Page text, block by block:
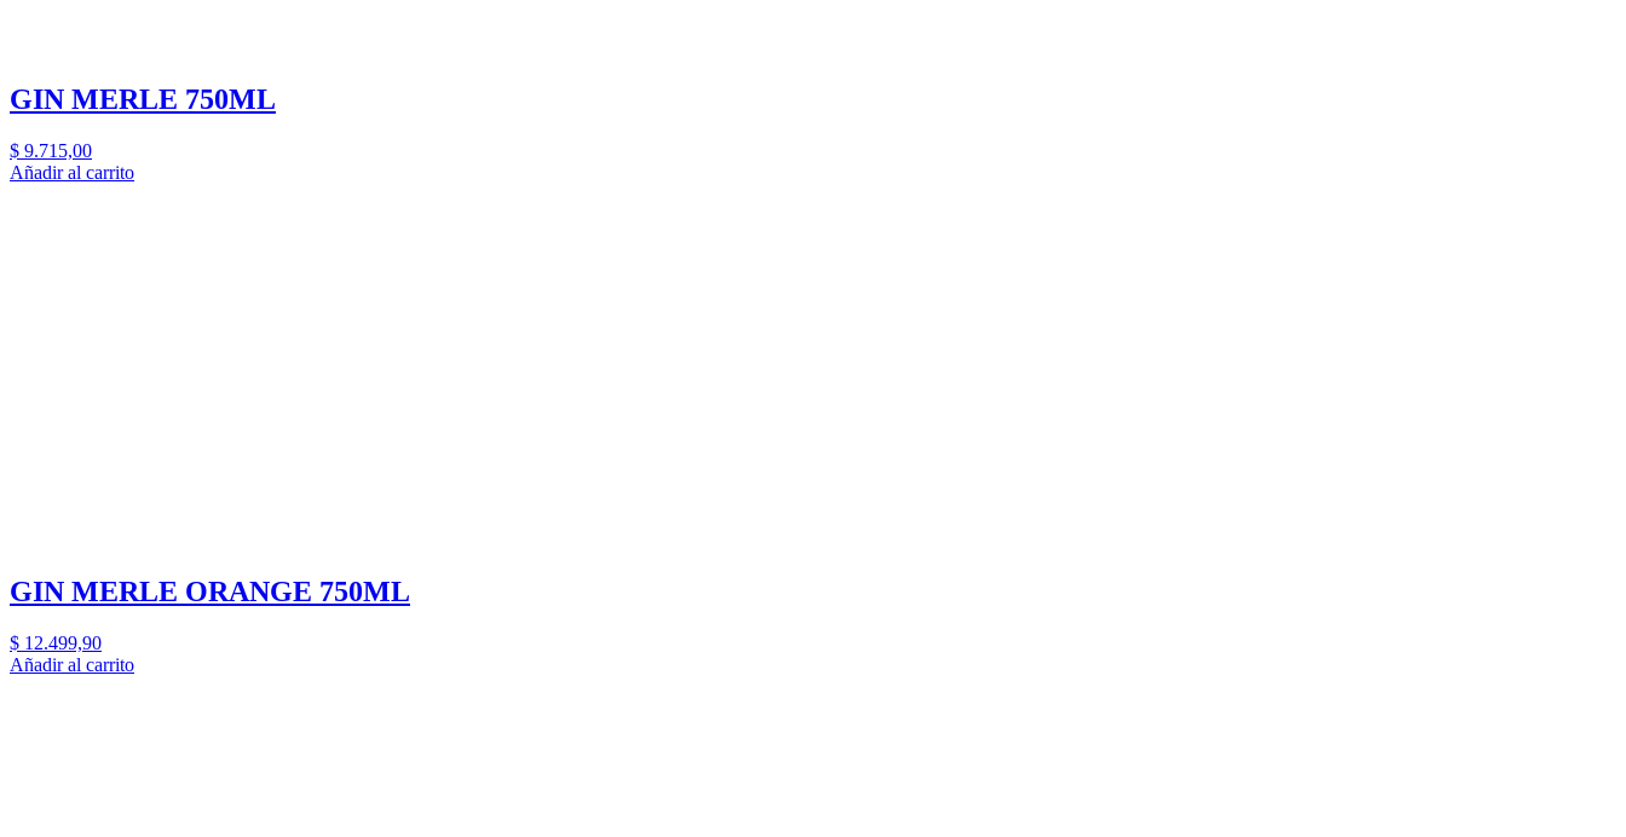
GIN MERLE 750ML
$ 9.715,00
Añadir al carrito
GIN MERLE ORANGE 750ML
$ 12.499,90
Añadir al carrito